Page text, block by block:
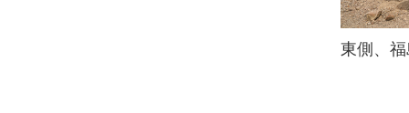
東側、